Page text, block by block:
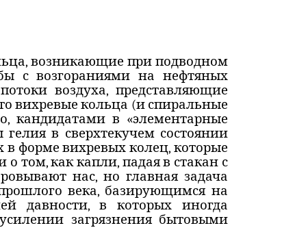
возникающие при подводном
с возгораниями на нефтяных
воздуха, представляющие
вихревые кольца (и спиральные
кандидатами в «элементарные
в сверхтекучем состоянии
в форме вихревых колец, которые
о том, как капли, падая в стакан с
нас, но главная задача
века, базирующимся на
давности, в которых иногда
загрязнения бытовыми